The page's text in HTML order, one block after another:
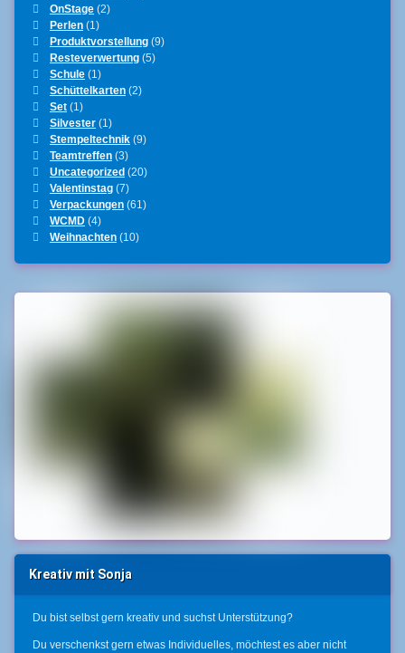
OnStage(2)
Perlen(1)
Produktvorstellung(9)
Resteverwertung(5)
Schule(1)
Schüttelkarten(2)
Set(1)
Silvester(1)
Stempeltechnik(9)
Teamtreffen(3)
Uncategorized (20)
Valentinstag(7)
Verpackungen(61)
WCMD(4)
Weihnachten(10)
Kreativ mit Sonja
Du bist selbst gern kreativ und suchst Unterstützung?
Du verschenkst gern etwas Individuelles, möchtest es aber nicht